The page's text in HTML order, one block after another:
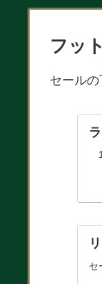
フッ
セールの
1
セ